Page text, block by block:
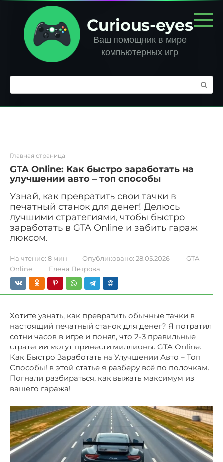
Перейти
контенту
Curious-eyes
Ваш помощник в мире
компьютерных игр
Поиск:
Главная страница
GTA Online: Как быстро заработать на
улучшении авто – топ способы
Узнай, как превратить свои тачки в
печатный станок для денег! Делюсь
лучшими стратегиями, чтобы быстро
заработать в GTA Online и забить гараж
люксом.
На чтение: 8 мин Опубликовано: 28.05.2026
GTA
Online
Елена Петрова
Хотите узнать, как превратить обычные тачки в
настоящий печатный станок для денег? Я потратил
сотни часов в игре и понял, что 2-3 правильные
стратегии могут принести миллионы. GTA Online:
Как Быстро Заработать на Улучшении Авто – Топ
Способы! в этой статье я разберу всё по полочкам.
Погнали разбираться, как выжать максимум из
вашего гаража!